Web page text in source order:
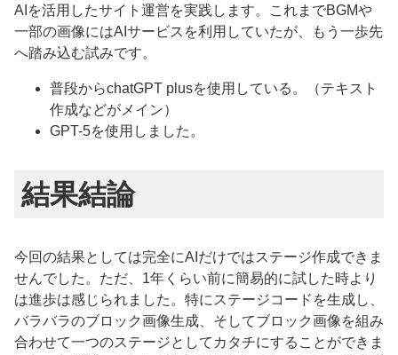
AIを活用したサイト運営を実践します。これまでBGMや
一部の画像にはAIサービスを利用していたが、もう一歩先
へ踏み込む試みです。
普段からchatGPT plusを使用している。（テキスト
作成などがメイン）
GPT-5を使用しました。
結果結論
今回の結果としては完全にAIだけではステージ作成できま
せんでした。ただ、1年くらい前に簡易的に試した時より
は進歩は感じられました。特にステージコードを生成し、
バラバラのブロック画像生成、そしてブロック画像を組み
合わせて一つのステージとしてカタチにすることができま